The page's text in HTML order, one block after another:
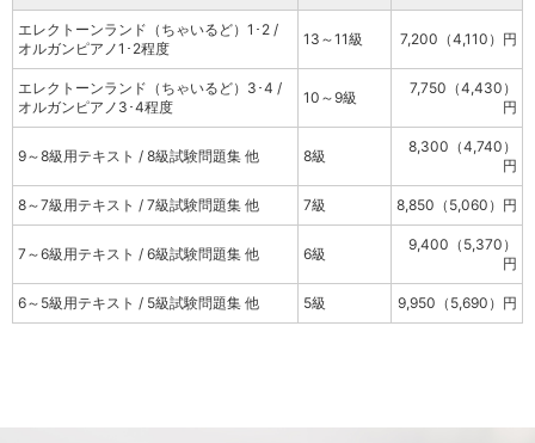
エレクトーンランド（ちゃいるど）1･2 /
オルガンピアノ1･2程度
13～11級 7,200（4,110）円
エレクトーンランド（ちゃいるど）3･4 /
オルガンピアノ3･4程度
10～9級
7,750（4,430）
円
9～8級用テキスト / 8級試験問題集 他 8級
8,300（4,740）
円
8～7級用テキスト / 7級試験問題集 他 7級 8,850（5,060）円
7～6級用テキスト / 6級試験問題集 他 6級
9,400（5,370）
円
6～5級用テキスト / 5級試験問題集 他 5級 9,950（5,690）円